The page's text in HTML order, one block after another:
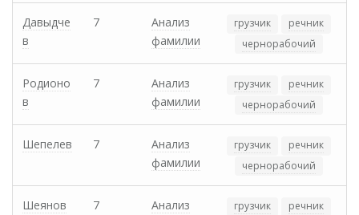
Давыдче
в
7
Анализ
фамилии
грузчик
речник
чернорабочий
Родионо
в
7
Анализ
фамилии
грузчик
речник
чернорабочий
Шепелев 7
Анализ
фамилии
грузчик
речник
чернорабочий
Шеянов 7
Анализ
грузчик
речник